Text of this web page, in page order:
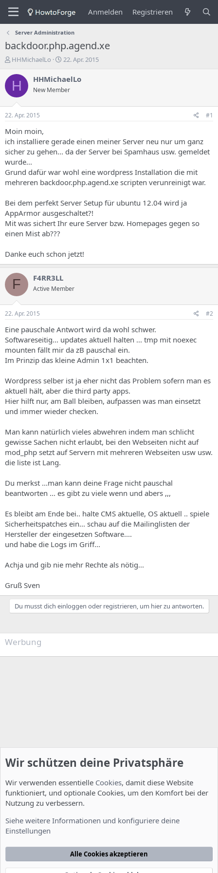
Anmelden Registrieren
Server Administration
backdoor.php.agend.xe
E
s
e
e
r
d
e
s
T
h
e
a
s
HHMichaelLo
E
s
e
s
d
t
u
22. Apr. 2015
H HHMichaelLo
New Member
22. Apr. 2015 #1
Moin moin,
ich installiere gerade einen meiner Server neu nur um ganz
sicher zu gehen... da der Server bei Spamhaus usw. gemeldet
wurde...
Grund dafür war wohl eine wordpress Installation die mit
mehreren backdoor.php.agend.xe scripten verunreinigt war.
Bei dem perfekt Server Setup für ubuntu 12.04 wird ja
AppArmor ausgeschaltet?!
Mit was sichert Ihr eure Server bzw. Homepages gegen so
einen Mist ab???
Danke euch schon jetzt!
F F4RR3LL
Active Member
22. Apr. 2015 #2
Eine pauschale Antwort wird da wohl schwer.
Softwareseitig... updates aktuell halten ... tmp mit noexec
mounten fällt mir da zB pauschal ein.
Im Prinzip das kleine Admin 1x1 beachten.
Wordpress selber ist ja eher nicht das Problem sofern man es
aktuell hält, aber die third party apps.
Hier hilft nur, am Ball bleiben, aufpassen was man einsetzt
und immer wieder checken.
Man kann natürlich vieles abwehren indem man schlicht
gewisse Sachen nicht erlaubt, bei den Webseiten nicht auf
mod_php setzt auf Servern mit mehreren Webseiten usw usw.
die liste ist Lang.
Du merkst ...man kann deine Frage nicht pauschal
beantworten ... es gibt zu viele wenn und abers ,,,
Es bleibt am Ende bei.. halte CMS aktuelle, OS aktuell .. spiele
Sicherheitspatches ein... schau auf die Mailinglisten der
Hersteller der eingesetzen Software....
und habe die Logs im Griff...
Achja und gib nie mehr Rechte als nötig...
Gruß Sven
Du musst dich einloggen oder registrieren, um hier zu antworten.
Werbung
Nutzungsbedingungen Datenschutzerklärung
Startseite
Wir schützen deine Privatsphäre
Wir verwenden essentielle Cookies, damit diese Website
funktioniert, und optionale Cookies, um den Komfort bei der
Nutzung zu verbessern.
Siehe weitere Informationen und konfiguriere deine
Einstellungen
Alle Cookies akzeptieren